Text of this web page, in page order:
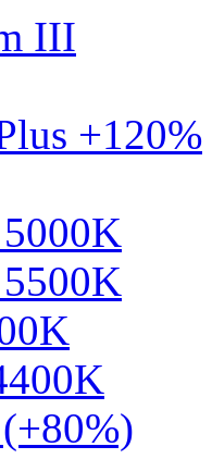
III
+120%